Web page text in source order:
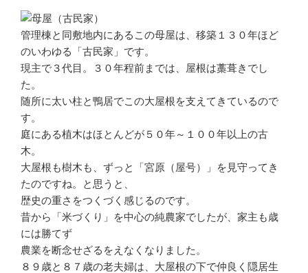
管理棟と同敷地内にあるこの母屋は、移築１３０年ほど
のいわゆる「古民家」です。
現主で３代目。３０年程前までは、屋根は藁葺きでし
た。
随所に太い柱と鴨居でこの大屋根を支えてきているので
す。
庭にある植木はほとんどが５０年～１００年以上の古
木。
大屋根も樹木も、ずっと「宮原（屋号）」を見守ってき
たのですね。と思うと、
歴史の重さをつくづく感じるのです。
昔から「米づくり」を中心の純農家でしたが、家主も歳
には勝てず
農業を断念せざるをえなくなりました。
８９歳と８７歳の老夫婦は、大屋根の下で仲良く隠居生